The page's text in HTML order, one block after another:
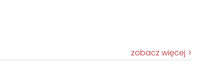
zobacz więcej